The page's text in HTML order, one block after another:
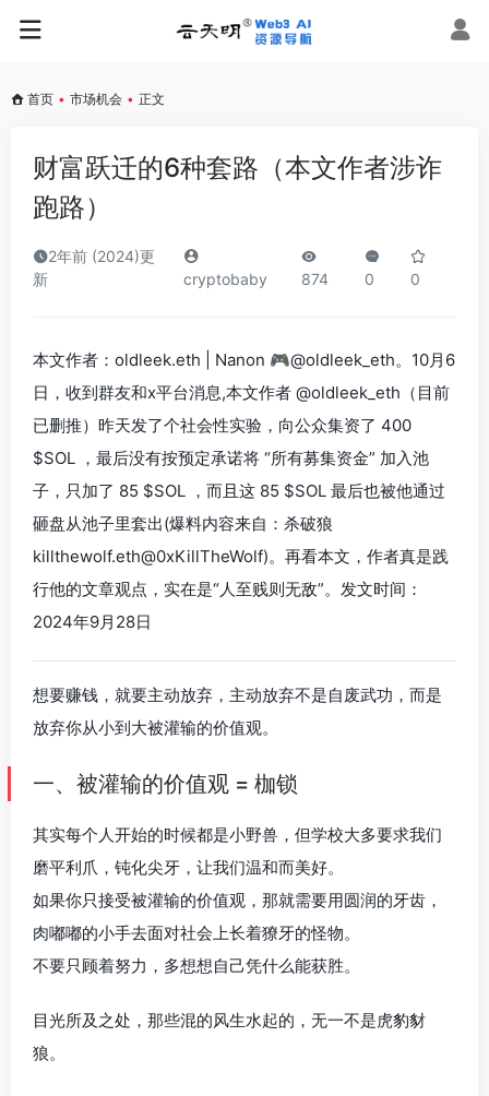
首页 • 市场机会 • 正文
财富跃迁的6种套路（本文作者涉诈
跑路）
2年前 (2024)更
新
cryptobaby 874 0 0
本文作者：oldleek.eth | Nanon 🎮@oldleek_eth。10月6
日，收到群友和x平台消息,本文作者 @oldleek_eth（目前
已删推）昨天发了个社会性实验，向公众集资了 400
$SOL ，最后没有按预定承诺将 “所有募集资金” 加入池
子，只加了 85 $SOL ，而且这 85 $SOL 最后也被他通过
砸盘从池子里套出(爆料内容来自：杀破狼
killthewolf.eth@0xKillTheWolf)。再看本文，作者真是践
行他的文章观点，实在是“人至贱则无敌”。发文时间：
2024年9月28日
想要赚钱，就要主动放弃，主动放弃不是自废武功，而是
放弃你从小到大被灌输的价值观。
一、被灌输的价值观 = 枷锁
其实每个人开始的时候都是小野兽，但学校大多要求我们
磨平利爪，钝化尖牙，让我们温和而美好。
如果你只接受被灌输的价值观，那就需要用圆润的牙齿，
肉嘟嘟的小手去面对社会上长着獠牙的怪物。
不要只顾着努力，多想想自己凭什么能获胜。
目光所及之处，那些混的风生水起的，无一不是虎豹豺
狼。